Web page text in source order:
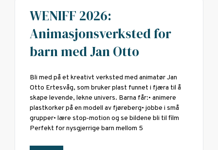
WENIFF 2026:
Animasjonsverksted for
barn med Jan Otto
Bli med på et kreativt verksted med animatør Jan
Otto Ertesvåg, som bruker plast funnet i fjæra til å
skape levende, lekne univers. Barna får:• animere
plastkorker på en modell av fjøreberg• jobbe i små
grupper• lære stop‑motion og se bildene bli til film
Perfekt for nysgjerrige barn mellom 5